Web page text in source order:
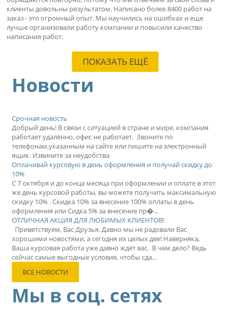
клиенты довольны результатом. Написано более 8400 работ на
заказ - это огромный опыт. Мы научились на ошибках и еще
лучше организовали работу компании и повысили качество
написания работ.
ПОКАЗАТЬ ЕЩЁ
Новости
Срочная новость
Добрый день! В связи с ситуацией в стране и мире, компания
работает удалённо, офис не работает. Звоните по
телефонам,указанным на сайте или пишите на электронный
ящик. Извините за неудобства
Оплачивай курсовую в день оформления и получай скидку до
10%
С 7 октября и до конца месяца при оформлении и оплате в этот
же день курсовой работы, вы можете получить максимальную
скидку 10% . Скидка 10% за внесение 100% оплаты в день
оформления или Сидка 5% за внесение пр�...
ОТЛИЧНАЯ АКЦИЯ ДЛЯ ЛЮБИМЫХ КЛИЕНТОВ!
Приветствуем, Вас Друзья. Давно мы не радовали Вас
хорошими новостями, а сегодня их целых две! Наверняка,
Ваша курсовая работа уже давно ждёт вас. В чем дело? Ведь
сейчас самые выгодные условия, чтобы сда...
ВСЕ НОВОСТИ
Мы в соц. сетях